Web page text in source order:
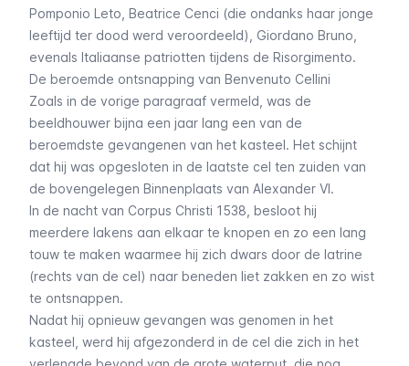
Pomponio Leto, Beatrice Cenci (die ondanks haar jonge
leeftijd ter dood werd veroordeeld), Giordano Bruno,
evenals Italiaanse patriotten tijdens de Risorgimento.
De beroemde ontsnapping van Benvenuto Cellini
Zoals in de vorige paragraaf vermeld, was de
beeldhouwer bijna een jaar lang een van de
beroemdste gevangenen van het kasteel. Het schijnt
dat hij was opgesloten in de laatste cel ten zuiden van
de bovengelegen Binnenplaats van Alexander VI.
In de nacht van Corpus Christi 1538, besloot hij
meerdere lakens aan elkaar te knopen en zo een lang
touw te maken waarmee hij zich dwars door de latrine
(rechts van de cel) naar beneden liet zakken en zo wist
te ontsnappen.
Nadat hij opnieuw gevangen was genomen in het
kasteel, werd hij afgezonderd in de cel die zich in het